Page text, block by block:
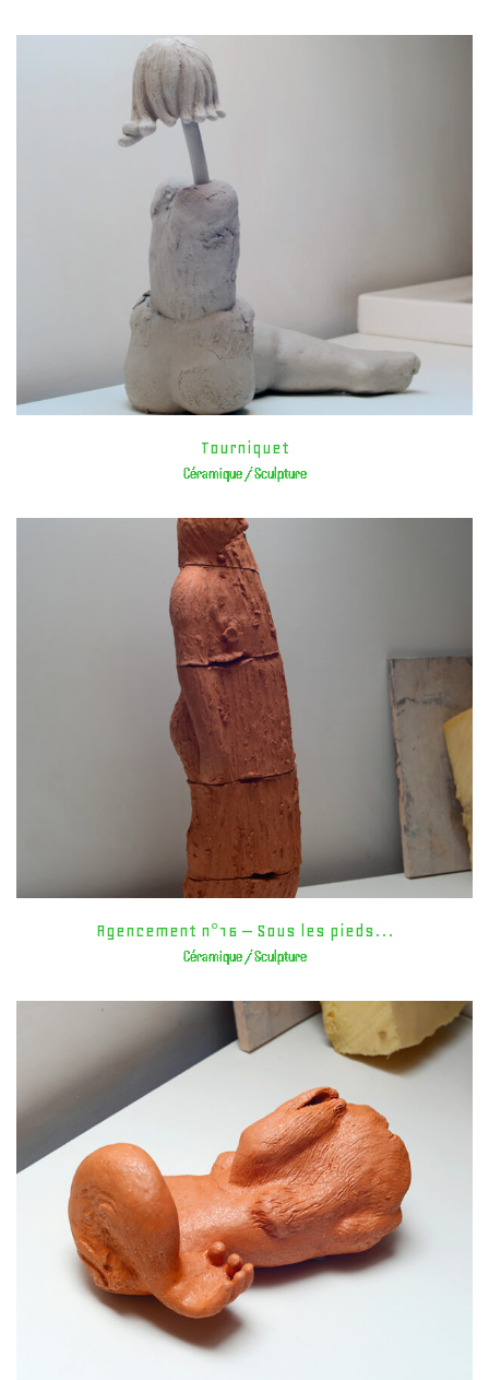
Tourniquet
Céramique / Sculpture
Agencement n°16 – Sous les pieds…
Céramique / Sculpture